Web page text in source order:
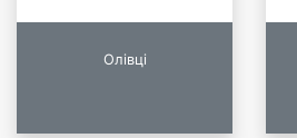
Олівці